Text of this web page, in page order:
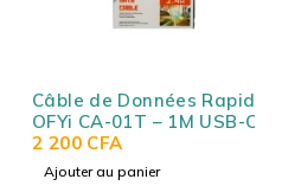
Câble de Données Rapide
OFYi CA-01T – 1M USB-C
(2.4A)
2 200 CFA
Ajouter au panier